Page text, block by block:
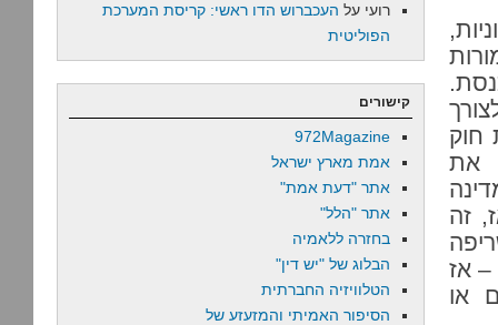
חוק
את
זה
– אז
או
רועי על העכברוש הדו ראשי: קריסת המערכת
הפוליטית
קישורים
972Magazine
אמת מארץ ישראל
אתר "דעת אמת"
אתר "הלל"
בחזרה ללאמיה
הבלוג של "יש דין"
הטלוויזיה החברתית
הסיפור האמיתי והמזעזע של